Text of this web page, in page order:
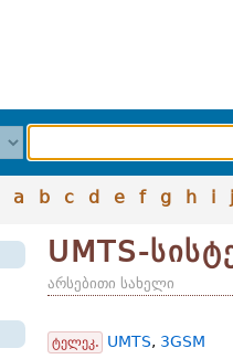
a b c d e f g h i j
UMTS-
არსებითი სახელი
ტელეკ. UMTS, 3GSM